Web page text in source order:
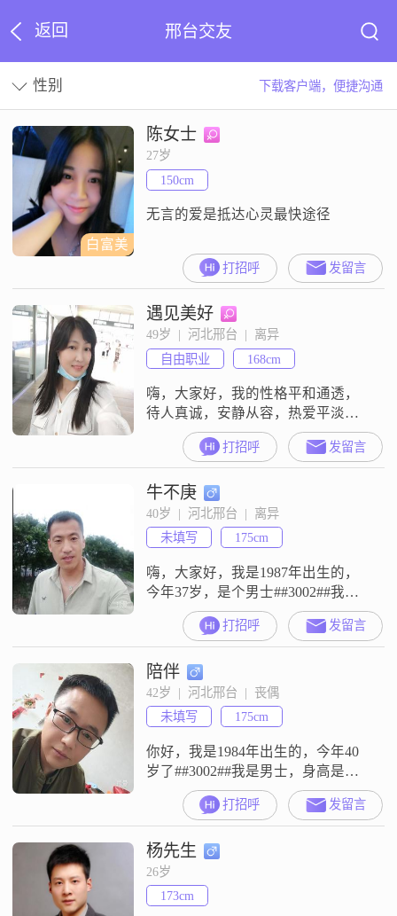
返回 邢台交友
性别 下载客户端，便捷沟通
白富美
陈女士
27岁
150cm
无言的爱是抵达心灵最快途径
打招呼 发留言
遇见美好
49岁  |  河北邢台  |  离异
自由职业
168cm
嗨，大家好，我的性格平和通透，
待人真诚，安静从容，热爱平淡里
的小美好，懂得换位思考##3002##
闲暇时喜欢听听歌，徒步，健身，
欣赏美丽的风景，偶尔静心感受生
活##3002##期待遇见稳重踏实
##3001##三观契合的人##3002##我
向往长久安稳的感情，不喜欢敷衍
与猜忌##3002##希望彼此互相体
谅，双向奔赴，互
打招呼 发留言
牛不庚
40岁  |  河北邢台  |  离异
未填写
175cm
嗨，大家好，我是1987年出生的，
今年37岁，是个男士##3002##我的
身高是175cm##3002##我现在的工作
地点在邢台，月收入在5001元到
8000元这个区间##3002##我的学历
是中专##3002##关于我个人的一些
特点，身边的人对我的评价是稳重
可靠，平时做事自信果断，而且责
任感强##3002##我的性格
打招呼 发留言
陪伴
42岁  |  河北邢台  |  丧偶
未填写
175cm
你好，我是1984年出生的，今年40
岁了##3002##我是男士，身高是
175cm，现在在邢台这边工作生活
##3002##我的学历是高中及以下，
目前的月收入在8001元到12000元这
个范围里##3002##我的性格方面，
大家通常会觉得我是一个稳重可靠
的人，平时做事情也比较自信果断
##3002##在与人相处的时候，我性
打招呼 发留言
杨先生
26岁
173cm